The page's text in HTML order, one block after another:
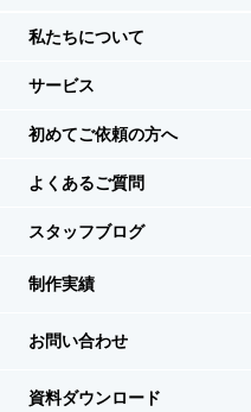
私たちについて
サービス
初めてご依頼の方へ
よくあるご質問
スタッフブログ
制作実績
お問い合わせ
資料ダウンロード